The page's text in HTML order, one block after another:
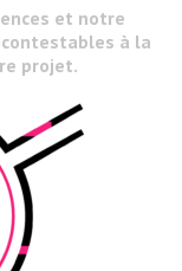
et notre
à la
projet.